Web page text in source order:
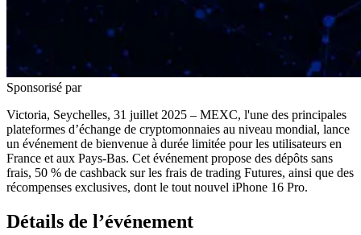
Sponsorisé par
Victoria, Seychelles, 31 juillet 2025 – MEXC, l'une des principales
plateformes d’échange de cryptomonnaies au niveau mondial, lance
un événement de bienvenue à durée limitée pour les utilisateurs en
France et aux Pays-Bas. Cet événement propose des dépôts sans
frais, 50 % de cashback sur les frais de trading Futures, ainsi que des
récompenses exclusives, dont le tout nouvel iPhone 16 Pro.
Détails de l’événement